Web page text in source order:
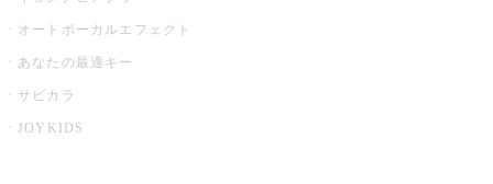
オートボーカルエフェクト
あなたの最適キー
サビカラ
JOYKIDS